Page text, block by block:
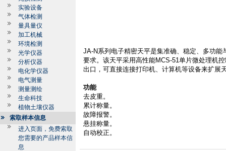
实验设备
气体检测
量具量仪
加工机械
环境检测
光学仪器
分析仪器
电化学仪器
电气测量
测量测绘
生命科技
植物土壤仪器
索取样本信息
进入页面，免费索取
您需要的产品样本信
息
JA-N系列电子精密天平是集准确、稳定、多功
要求。该天平采用高性能MCS-51单片微处理机
出口，可直接连接打印机、计算机等设备来扩展
功能
去皮重。
累计称量。
故障报警。
悬挂称量。
自动校正。